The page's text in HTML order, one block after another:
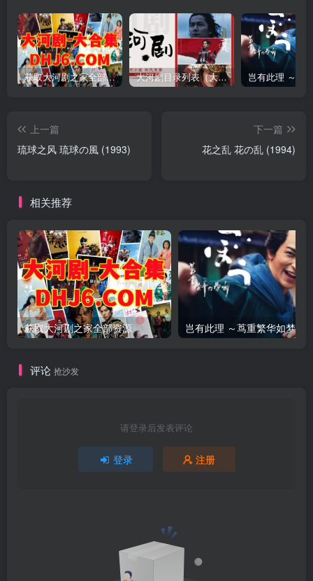
获取大河剧之家全部资源 大河剧目录列表（大河剧资源以本目录为准）
上一篇
琉球之风 琉球の風 (1993)
下一篇
花之乱 花の乱 (1994)
相关推荐
获取大河剧之家全部资源
评论 抢沙发
请登录后发表评论
登录 注册